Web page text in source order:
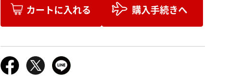
カートに入れる 購入手続きへ